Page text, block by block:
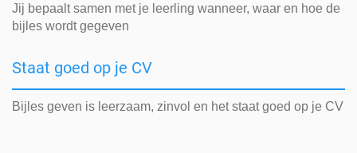
Jij bepaalt samen met je leerling wanneer, waar en hoe de
bijles wordt gegeven
Staat goed op je CV
Bijles geven is leerzaam, zinvol en het staat goed op je CV